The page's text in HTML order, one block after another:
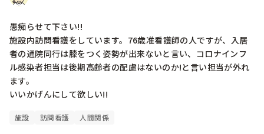
愚痴らせて下さい!!
施設内訪問看護をしています。76歳准看護師の人ですが、入居
者の通院同行は膝をつく姿勢が出来ないと言い、コロナインフ
ル感染者担当は後期高齢者の配慮はないのか!と言い担当が外れ
ます。
いいかげんにして欲しい!!
施設 訪問看護 人間関係